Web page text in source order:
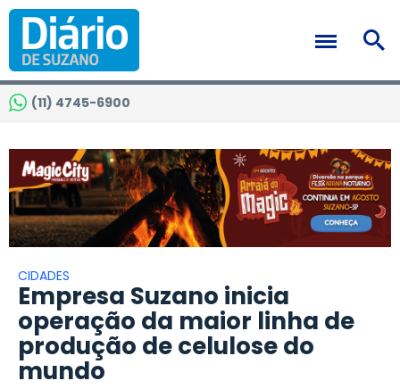
(11) 4745-6900
CIDADES
Empresa Suzano inicia
operação da maior linha de
produção de celulose do
mundo